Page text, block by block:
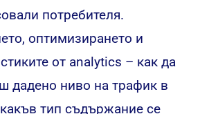
потребителя.
оптимизирането и
от analytics – как да
дадено ниво на трафик в
тип съдържание се